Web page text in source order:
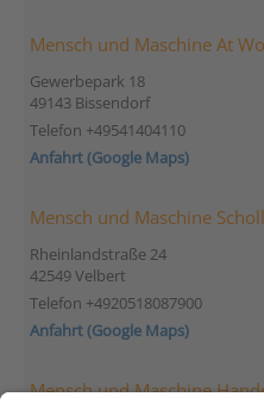
Mensch und Maschine At
Gewerbepark 18
49143 Bissendorf
Telefon +49541404110
Anfahrt (Google Maps)
Mensch und Maschine
Rheinlandstraße 24
42549 Velbert
Telefon +4920518087900
Anfahrt (Google Maps)
Mensch und Maschine